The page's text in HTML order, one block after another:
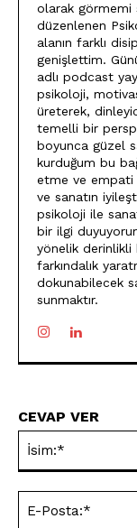
olarak görmemi
düzenlenen
alanın farklı
genişlettim.
adlı podcast
psikoloji,
üreterek,
temelli bir
boyunca güzel
kurduğum bu
etme ve empati
ve sanatın
psikoloji ile
bir ilgi
yönelik derinlikli
farkındalık
dokunabilecek
sunmaktır.
CEVAP VER